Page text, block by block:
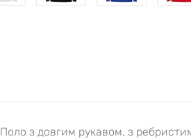
Поло з довгим рукавом, з